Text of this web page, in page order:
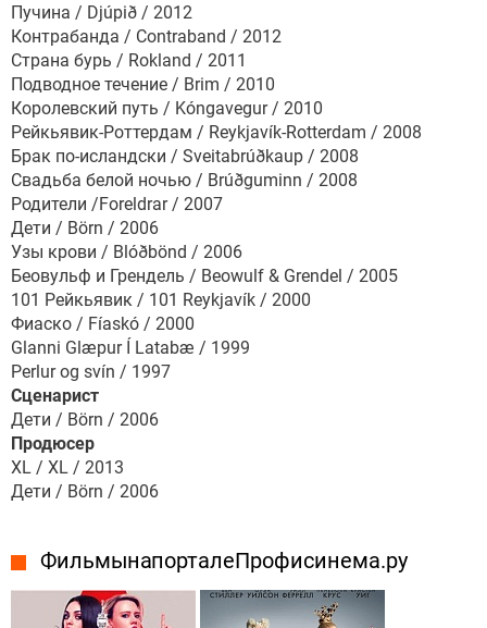
Пучина / Djúpið / 2012
Контрабанда / Contraband / 2012
Страна бурь / Rokland / 2011
Подводное течение / Brim / 2010
Королевский путь / Kóngavegur / 2010
Рейкьявик-Роттердам / Reykjavík-Rotterdam / 2008
Брак по-исландски / Sveitabrúðkaup / 2008
Свадьба белой ночью / Brúðguminn / 2008
Родители /Foreldrar / 2007
Дети / Börn / 2006
Узы крови / Blóðbönd / 2006
Беовульф и Грендель / Beowulf & Grendel / 2005
101 Рейкьявик / 101 Reykjavík / 2000
Фиаско / Fíaskó / 2000
Glanni Glæpur Í Latabæ / 1999
Perlur og svín / 1997
Сценарист
Дети / Börn / 2006
Продюсер
XL / XL / 2013
Дети / Börn / 2006
Фильмы на портале Профисинема.ру